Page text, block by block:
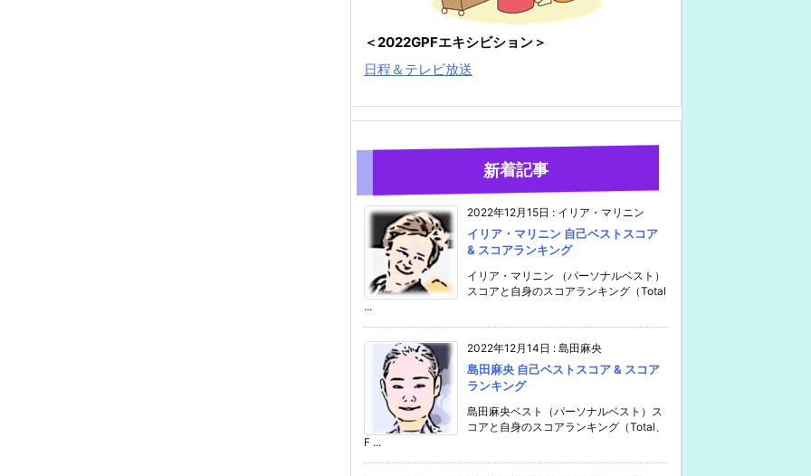
＜2022GPFエキシビション＞
日程＆テレビ放送
新着記事
2022年12月15日 : イリア・マリニン
イリア・マリニン 自己ベストスコア
& スコアランキング
イリア・マリニン （パーソナルベスト）
スコアと自身のスコアランキング（Total
...
2022年12月14日 : 島田麻央
島田麻央 自己ベストスコア & スコア
ランキング
島田麻央ベスト（パーソナルベスト）ス
コアと自身のスコアランキング（Total、
F ...